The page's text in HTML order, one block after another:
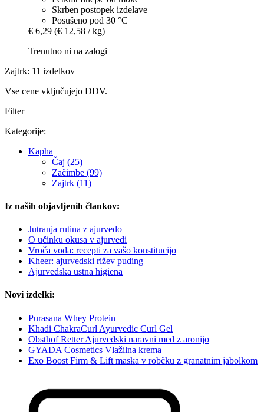
Skrben postopek izdelave
Posušeno pod 30 °C
€ 6,29 (€ 12,58 / kg)
Trenutno ni na zalogi
Zajtrk: 11 izdelkov
Vse cene vključujejo DDV.
Filter
Kategorije:
Kapha
Čaj (25)
Začimbe (99)
Zajtrk (11)
Iz naših objavljenih člankov:
Jutranja rutina z ajurvedo
O učinku okusa v ajurvedi
Vroča voda: recepti za vašo konstitucijo
Kheer: ajurvedski rižev puding
Ajurvedska ustna higiena
Novi izdelki:
Purasana Whey Protein
Khadi ChakraCurl Ayurvedic Curl Gel
Obsthof Retter Ajurvedski naravni med z aronijo
GYADA Cosmetics Vlažilna krema
Exo Boost Firm & Lift maska v robčku z granatnim jabolkom